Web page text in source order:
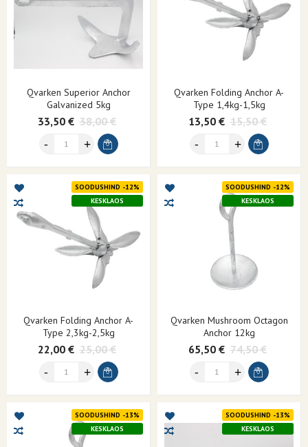
Qvarken Superior Anchor
Galvanized 5kg
33,50 € 38,00 €
Qvarken Folding Anchor A-
Type 1,4kg-1,5kg
13,50 € 15,50 €
SOODUSHIND -12%
KESKLAOS
Qvarken Folding Anchor A-
Type 2,3kg-2,5kg
22,00 € 25,00 €
SOODUSHIND -12%
KESKLAOS
Qvarken Mushroom Octagon
Anchor 12kg
65,50 € 74,50 €
SOODUSHIND -13%
KESKLAOS
SOODUSHIND -13%
KESKLAOS